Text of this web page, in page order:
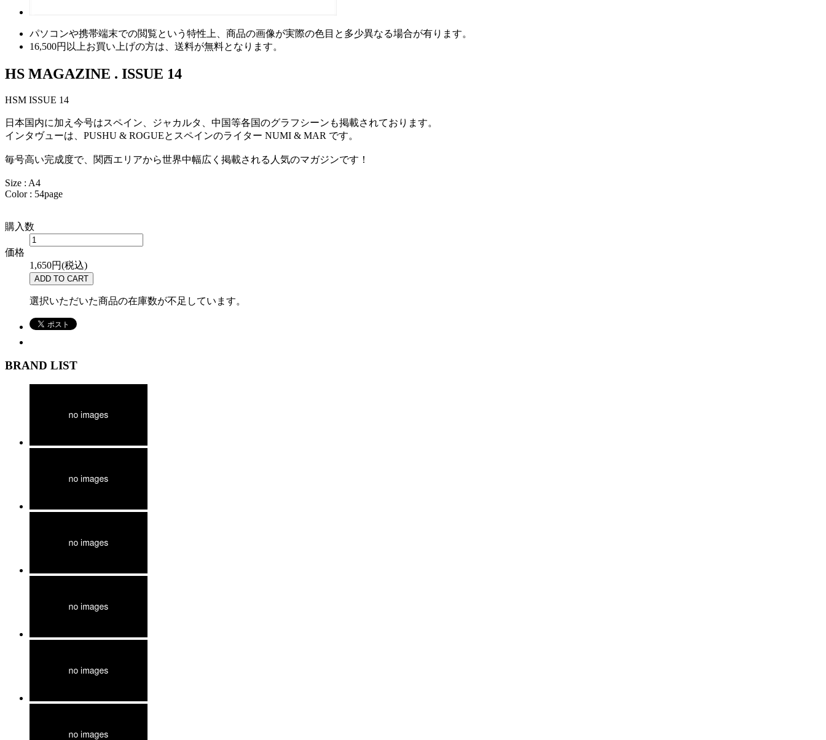
パソコンや携帯端末での閲覧という特性上、商品の画像が実際の色目と多少異なる場合が有ります。
16,500円以上お買い上げの方は、 送料が無料となります。
HS MAGAZINE . ISSUE 14
HSM ISSUE 14
日本国内に加え今号はスペイン、ジャカルタ、中国等各国のグラフシーンも掲載されております。
インタヴューは、PUSHU & ROGUEとスペインのライター NUMI & MAR です。
毎号高い完成度で、関西エリアから世界中幅広く掲載される人気のマガジンです！
Size : A4
Color : 54page
購入数
価格
1,650円(税込)
選択いただいた商品の在庫数が不足しています。
BRAND LIST